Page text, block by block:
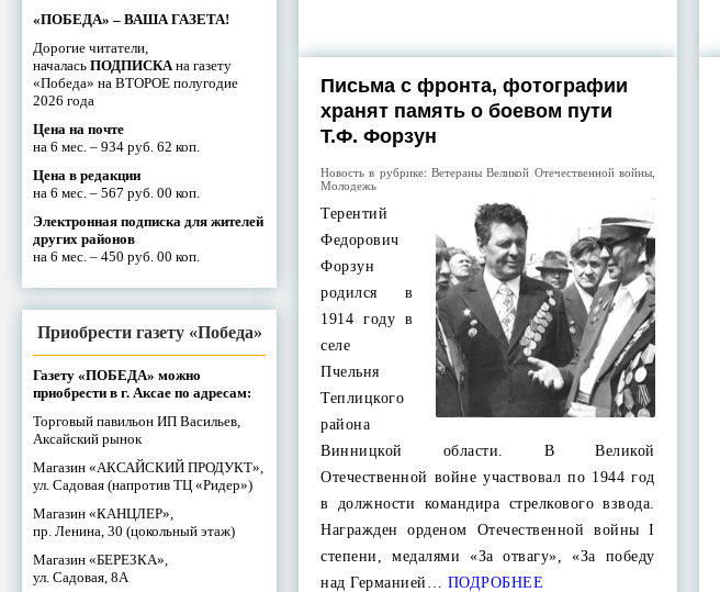
«ПОБЕДА» – ВАША ГАЗЕТА!
Дорогие читатели,
началась ПОДПИСКА на газету
«Победа» на ВТОРОЕ полугодие
2026 года
Цена на почте
на 6 мес. – 934 руб. 62 коп.
Цена в редакции
на 6 мес. – 567 руб. 00 коп.
Электронная подписка для жителей
других районов
на 6 мес. – 450 руб. 00 коп.
Приобрести газету «Победа»
Газету «ПОБЕДА» можно
приобрести в г. Аксае по адресам:
Торговый павильон ИП Васильев,
Аксайский рынок
Магазин «АКСАЙСКИЙ ПРОДУКТ»,
ул. Садовая (напротив ТЦ «Ридер»)
Магазин «КАНЦЛЕР»,
пр. Ленина, 30 (цокольный этаж)
Магазин «БЕРЕЗКА»,
ул. Садовая, 8А
Письма с фронта, фотографии
хранят память о боевом пути
Т.Ф. Форзун
Новость в рубрике:Ветераны Великой Отечественной войны,
Молодежь
Терентий
Федорович
Форзун
родился в
1914 году в
селе
Пчельня
Теплицкого
района
Винницкой области. В Великой
Отечественной войне участвовал по 1944 год
в должности командира стрелкового взвода.
Награжден орденом Отечественной войны I
степени, медалями «За отвагу», «За победу
над Германией… ПОДРОБНЕЕ